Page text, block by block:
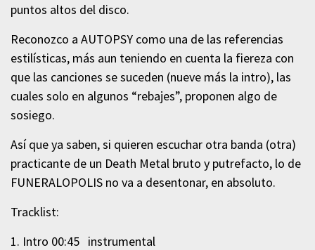
puntos altos del disco.
Reconozco a AUTOPSY como una de las referencias
estilísticas, más aun teniendo en cuenta la fiereza con
que las canciones se suceden (nueve más la intro), las
cuales solo en algunos “rebajes”, proponen algo de
sosiego.
Así que ya saben, si quieren escuchar otra banda (otra)
practicante de un Death Metal bruto y putrefacto, lo de
FUNERALOPOLIS no va a desentonar, en absoluto.
Tracklist:
1. Intro 00:45 instrumental